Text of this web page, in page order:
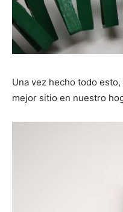
Una vez hecho todo
mejor sitio en nuestro